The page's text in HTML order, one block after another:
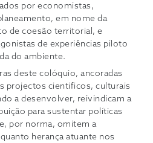
por economistas,
em nome da
de coesão territorial, e
de experiências piloto
do ambiente.
deste colóquio, ancoradas
projectos científicos, culturais
a desenvolver, reivindicam a
para sustentar políticas
por norma, omitem a
herança atuante nos